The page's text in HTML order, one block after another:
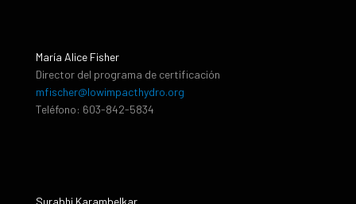
María Alice Fisher
Director del programa de certificación
mfischer@lowimpacthydro.org
Teléfono: 603-842-5834
Surabhi Karambelkar